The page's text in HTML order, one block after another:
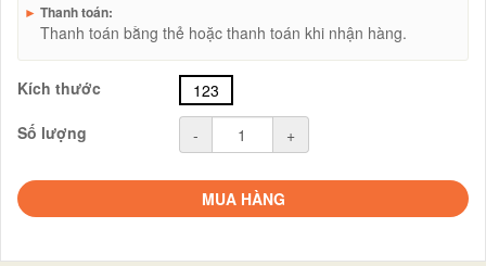
► Thanh toán:
Thanh toán bằng thẻ hoặc thanh toán khi nhận hàng.
Kích thước
123
Số lượng
- +
MUA HÀNG